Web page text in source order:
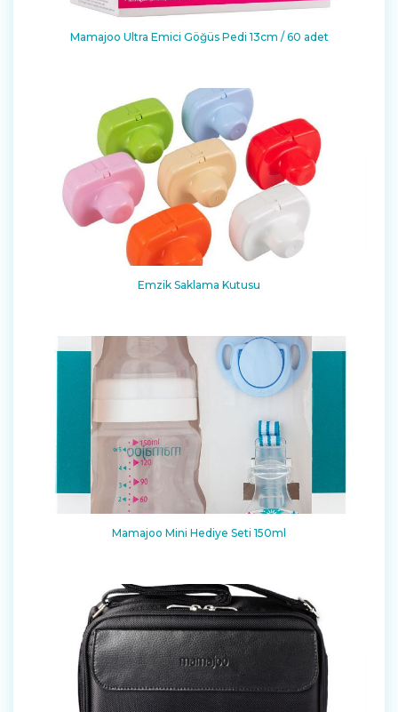
Mamajoo Ultra Emici Göğüs Pedi 13cm / 60 adet
Emzik Saklama Kutusu
Mamajoo Mini Hediye Seti 150ml